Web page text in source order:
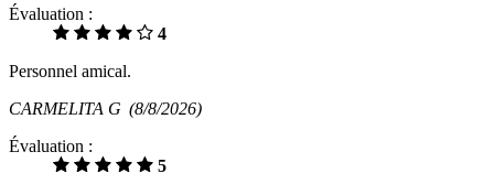
Évaluation :
4
Personnel amical.
CARMELITA G (8/8/2026)
Évaluation :
5